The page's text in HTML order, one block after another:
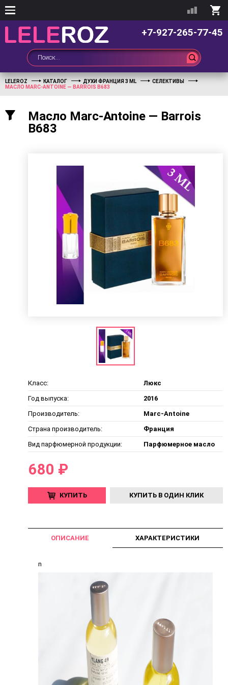
+7-927-265-77-45
LELEROZ КАТАЛОГ ДУХИ ФРАНЦИЯ 3 ML
СЕЛЕКТИВЫ
МАСЛО MARC-ANTOINE — BARROIS B683
Масло Marc-Antoine — Barrois
B683
Класс:
Люкс
Год выпуска:
2016
Производитель:
Marc-Antoine
Страна производитель:
Франция
Вид парфюмерной продукции:
Парфюмерное масло
680 ₽
КУПИТЬ КУПИТЬ В ОДИН КЛИК
ОПИСАНИЕ ХАРАКТЕРИСТИКИ
n